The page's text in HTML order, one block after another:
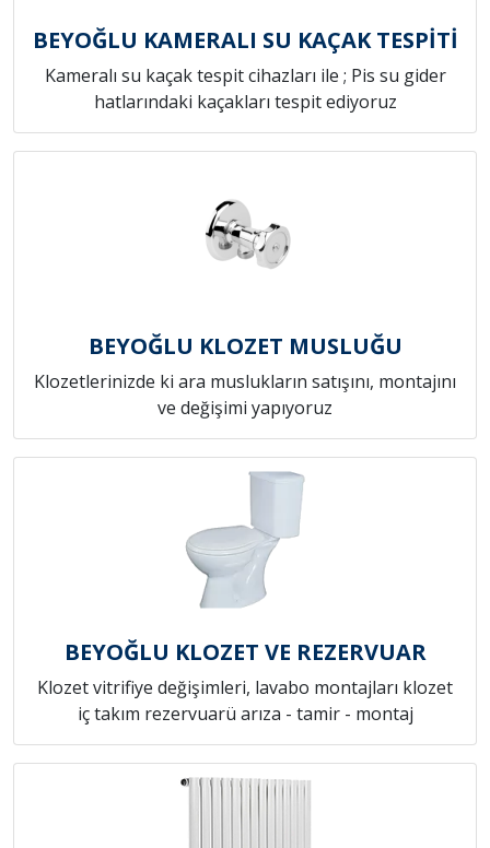
BEYOĞLU KAMERALI SU KAÇAK TESPİTİ
Kameralı su kaçak tespit cihazları ile ; Pis su gider
hatlarındaki kaçakları tespit ediyoruz
BEYOĞLU KLOZET MUSLUĞU
Klozetlerinizde ki ara muslukların satışını, montajını
ve değişimi yapıyoruz
BEYOĞLU KLOZET VE REZERVUAR
Klozet vitrifiye değişimleri, lavabo montajları klozet
iç takım rezervuarü arıza - tamir - montaj